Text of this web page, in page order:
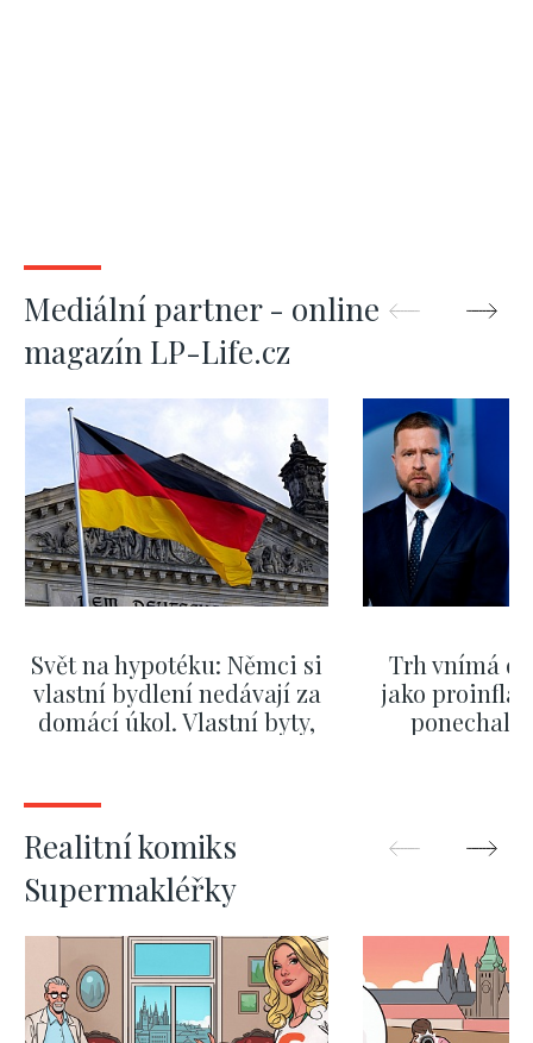
Mediální partner - online
magazín LP-Life.cz
Svět na hypotéku: Němci si
vlastní bydlení nedávají za
domácí úkol. Vlastní byty,
Trh vnímá
jako
ponechali
Realitní komiks
Supermakléřky